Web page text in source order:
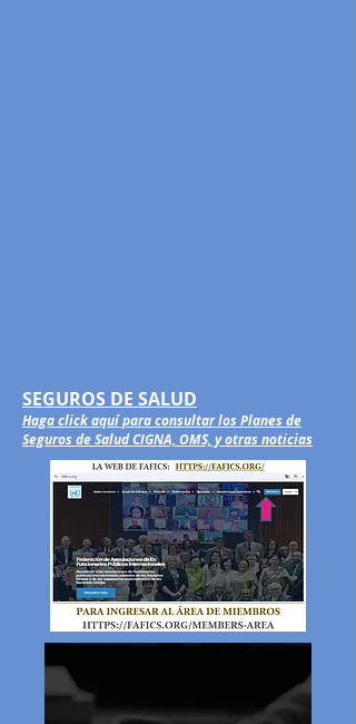
SEGUROS DE SALUD
Haga click aquí para consultar los Planes de
Seguros de Salud CIGNA, OMS, y otras noticias